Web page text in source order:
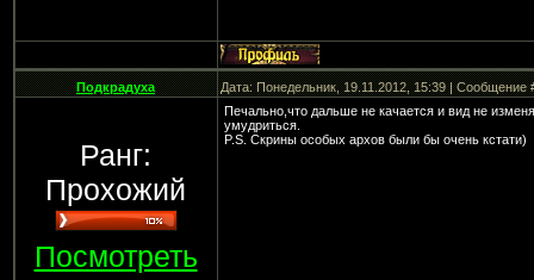
Подкрадуха Дата: Понедельник, 19.11.2012, 15:39 | Сообщение
Ранг:
Прохожий
Посмотреть
Печально,что дальше не качается и вид не
умудриться.
P.S. Скрины особых архов были бы очень кстати)